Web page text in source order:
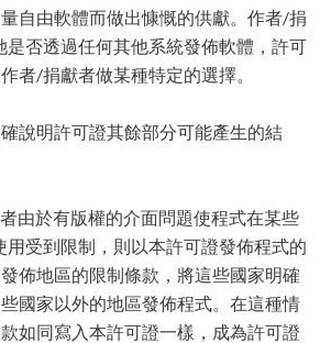
自由軟體而做出慷慨的供獻。作者/捐
是否透過任何其他系統發佈軟體，許可
者/捐獻者做某種特定的選擇。
說明許可證其餘部分可能產生的結
由於有版權的介面問題使程式在某些
用受到限制，則以本許可證發佈程式的
佈地區的限制條款，將這些國家明確
國家以外的地區發佈程式。在這種情
如同寫入本許可證一樣，成為許可證